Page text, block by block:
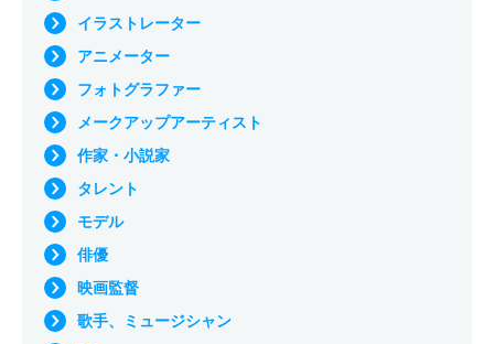
イラストレーター
アニメーター
フォトグラファー
メークアップアーティスト
作家・小説家
タレント
モデル
俳優
映画監督
歌手、ミュージシャン